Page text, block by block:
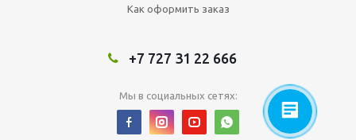
Как оформить заказ
+7 727 31 22 666
Мы в социальных сетях: